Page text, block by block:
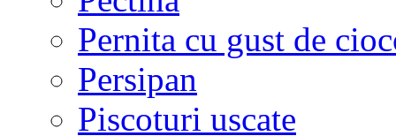
Pernita cu gust de
Persipan
Piscoturi uscate